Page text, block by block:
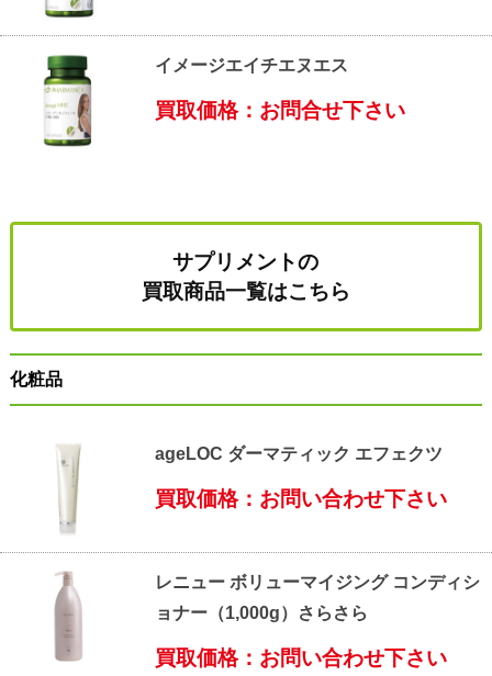
イメージエイチエヌエス
買取価格：お問合せ下さい
サプリメントの
買取商品一覧はこちら
化粧品
ageLOC ダーマティック エフェクツ
買取価格：お問い合わせ下さい
レニュー ボリューマイジング コンディシ
ョナー（1,000g）さらさら
買取価格：お問い合わせ下さい